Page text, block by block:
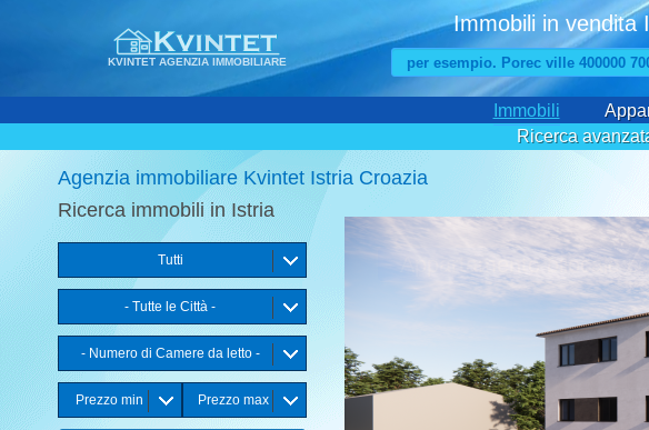
KVINTET AGENZIA IMMOBILIARE
Immobili in vendita
Immobili
Ricerca
Agenzia immobiliare Kvintet Istria Croazia
Ricerca immobili in Istria
Tutti
- Tutte le Città -
- Numero di Camere da letto -
Prezzo min Prezzo max
Appartamento bilocale
6 %
21 %
11 %
5 %
5 %
8 %
7 %